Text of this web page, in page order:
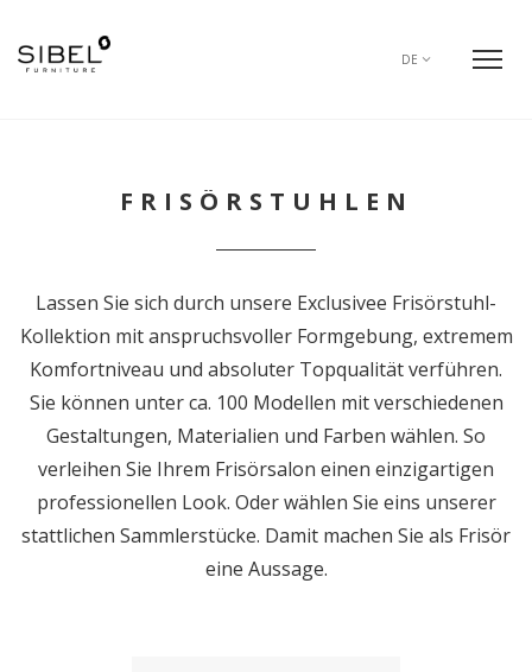
DE
FRISÖRSTUHLEN
Lassen Sie sich durch unsere Exclusivee Frisörstuhl-
Kollektion mit anspruchsvoller Formgebung, extremem
Komfortniveau und absoluter Topqualität verführen.
Sie können unter ca. 100 Modellen mit verschiedenen
Gestaltungen, Materialien und Farben wählen. So
verleihen Sie Ihrem Frisörsalon einen einzigartigen
professionellen Look. Oder wählen Sie eins unserer
stattlichen Sammlerstücke. Damit machen Sie als Frisör
eine Aussage.